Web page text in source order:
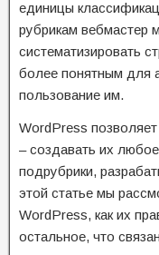
единицы
рубрикам вебмастер
систематизировать
более понятным для
пользование им.
WordPress
– создавать их
подрубрики,
этой статье мы
WordPress, как их
остальное, что